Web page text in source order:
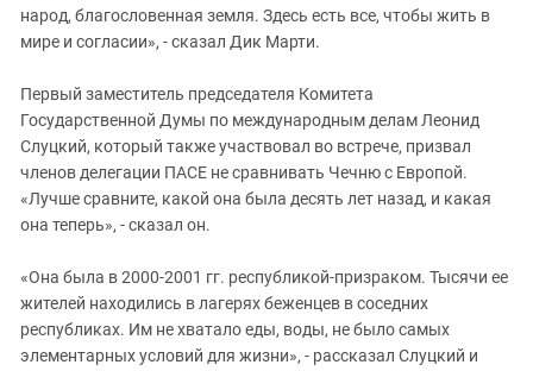
народ, благословенная земля. Здесь есть все, чтобы жить в
мире и согласии», - сказал Дик Марти.
Первый заместитель председателя Комитета
Государственной Думы по международным делам Леонид
Слуцкий, который также участвовал во встрече, призвал
членов делегации ПАСЕ не сравнивать Чечню с Европой.
«Лучше сравните, какой она была десять лет назад, и какая
она теперь», - сказал он.
«Она была в 2000-2001 гг. республикой-призраком. Тысячи ее
жителей находились в лагерях беженцев в соседних
республиках. Им не хватало еды, воды, не было самых
элементарных условий для жизни», - рассказал Слуцкий и